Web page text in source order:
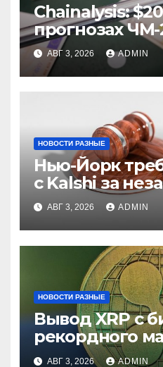
Chainalysis:
прогнозах ЧМ-
из них
АВГ 3, 2026 ADMIN
НОВОСТИ РАЗНЫЕ
Нью-Йорк
с Kalshi за
ставки
АВГ 3, 2026 ADMIN
НОВОСТИ РАЗНЫЕ
Вывод XRP с
рекордного
летАВГ 3, 2026 ADMIN